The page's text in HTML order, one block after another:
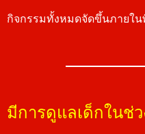
กิจกรรมทั้งหมดจัดขึ้นภายใ
มีการดูแลเด็กในช่